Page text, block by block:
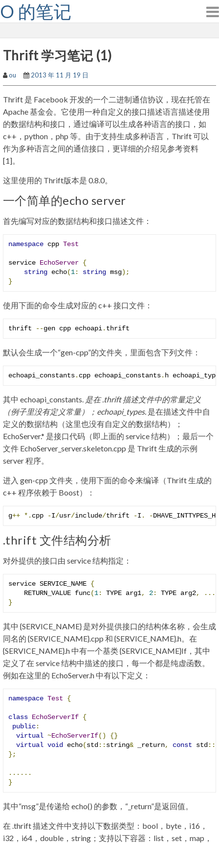
Skip
to
O 的笔记
Thrift 学习笔记 (1)
ou 2013 年 11 月 19 日
Thrift 是 Facebook 开发的一个二进制通信协议，现在托管在
Apache 基金会。它使用一种自定义的接口描述语言描述使用
的数据结构和接口，通过编译可以生成各种语言的接口，如
c++，python，php 等。由于支持生成多种语言，Thrift 可以
作为多种语言之间的通信接口，更详细的介绍见参考资料
[1]。
这里使用的 Thrift版本是 0.8.0。
一个简单的echo server
首先编写对应的数据结构和接口描述文件：
namespace cpp Test
service EchoServer {
string echo(1: string msg);
}
使用下面的命令生成对应的 c++ 接口文件：
thrift --gen cpp echoapi. thrift
默认会生成一个“gen-cpp”的文件夹，里面包含下列文件：
echoapi_constants. cpp echoapi_constants. h
其中 echoapi_constants. 是在 .thrift 描述文件中的常量定义
（例子里没有定义常量）；echoapi_types. 是在描述文件中自
定义的数据结构（这里也没有自定义的数据结构）；
EchoServer.* 是接口代码（即上面的 service 结构）；最后一个
文件 EchoServer_server.skeleton.cpp 是 Thrift 生成的示例
server 程序。
进入 gen-cpp 文件夹，使用下面的命令来编译（Thrift 生成的
c++ 程序依赖于 Boost）：
g++ *. cpp -I/usr/include/thrift -I . -DHAVE_INTTYPES_H
.thrift 文件结构分析
对外提供的接口由 service 结构指定：
service SERVICE_NAME {
    RETURN_VALUE func
(1: TYPE arg1, 2: TYPE arg2,
}
其中 {SERVICE_NAME} 是对外提供接口的结构体名称，会生成
同名的 {SERVICE_NAME}.cpp 和 {SERVICE_NAME}.h。在
{SERVICE_NAME}.h 中有一个基类 {SERVICE_NAME}If，其中
定义了在 service 结构中描述的接口，每一个都是纯虚函数。
例如在这里的 EchoServer.h 中有以下定义：
namespace Test {
class EchoServerIf {
public:
virtual ~EchoServerIf()
{}
virtual void echo(std :: string& _return, const std ::
};
......
}
其中“msg”是传递给 echo() 的参数，“_return”是返回值。
在 .thrift 描述文件中支持以下数据类型：bool，byte，i16，
i32，i64，double，string；支持以下容器：list，set，map，